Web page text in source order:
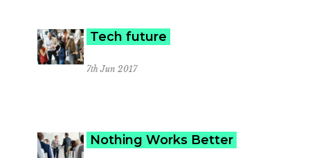
Tech future
7th Jun 2017
Nothing Works Better